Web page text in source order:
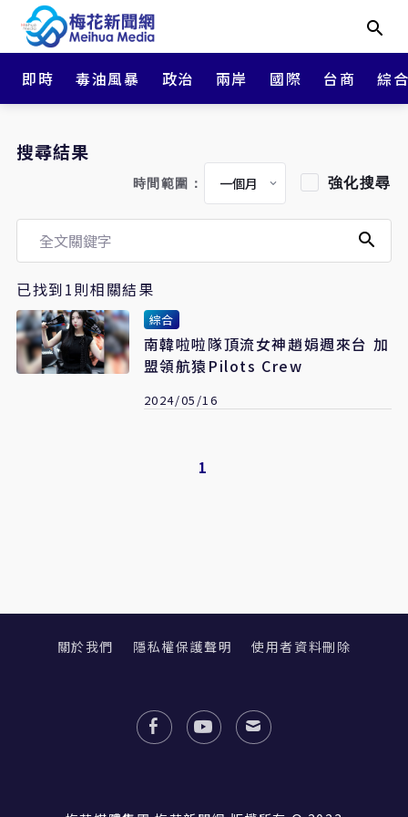
即時 毒油風暴 政治 兩岸 國際 台商 綜
搜尋結果
時間範圍： 強化搜尋
已找到1則相關結果
綜合
南韓啦啦隊頂流女神趙娟週來台 加
盟領航猿Pilots Crew
2024/05/16
1
關於我們 隱私權保護聲明 使用者資料刪除